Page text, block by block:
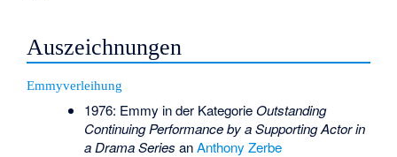
Auszeichnungen
Emmyverleihung
1976: Emmy in der KategorieOutstanding
Continuing Performance by a Supporting Actor in
a Drama Series anAnthony Zerbe